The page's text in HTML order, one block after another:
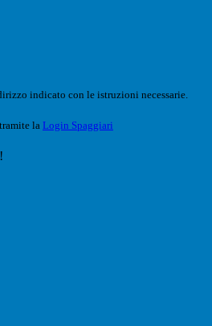
indicato con le istruzioni necessarie.
la Login Spaggiari